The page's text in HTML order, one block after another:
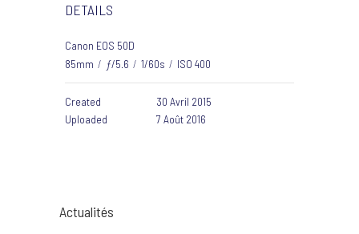
DETAILS
Canon EOS 50D
85mm / ƒ/5.6 / 1/60s / ISO 400
Created
30 Avril 2015
Uploaded
7 Août 2016
Actualités